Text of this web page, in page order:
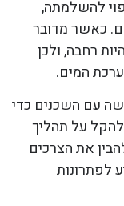
להשלמתה,
כאשר מדובר
רחבה, ולכן
המים.
עם השכנים כדי
על תהליך
את הצרכים
לפתרונות